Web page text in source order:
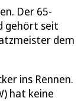
Der 65-
gehört seit
dem
ins Rennen.
hat keine